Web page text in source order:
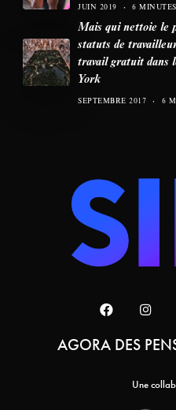
JUIN 2019 6 MINUTES
Mais qui nettoie le
statuts de
travail gratuit dans
York
SEPTEMBRE 2017 6
AGORA DES
Une